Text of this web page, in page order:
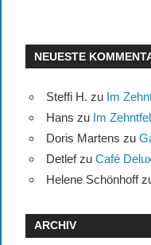
NEUESTE
Steffi H. zu Im
Hans zu Im
Doris Martens zu
Detlefzu Café
Helene Schönhoff
ARCHIV